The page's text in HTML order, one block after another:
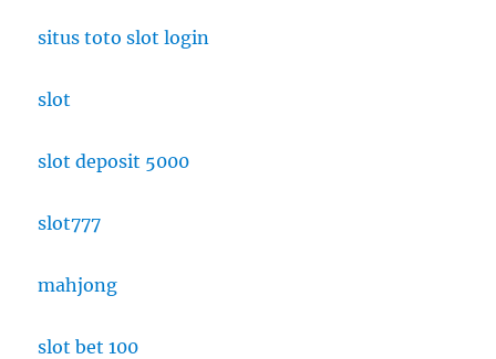
situs toto slot login
slot
slot deposit 5000
slot777
mahjong
slot bet 100